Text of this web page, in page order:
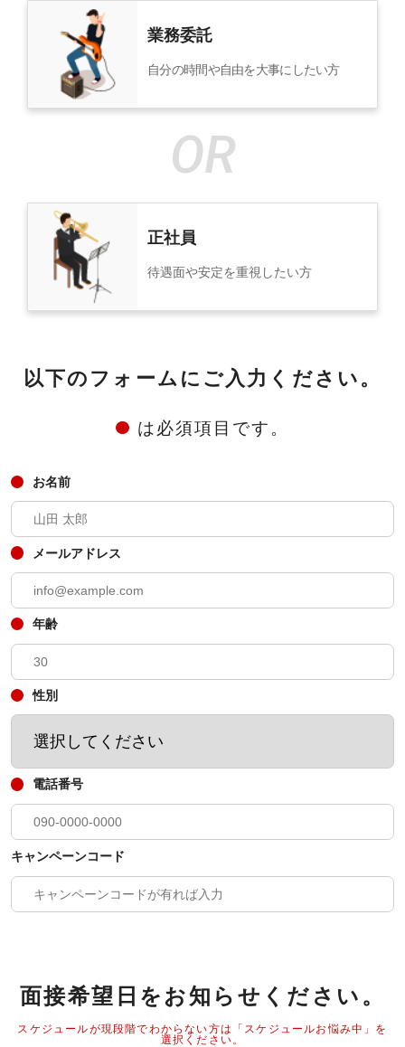
業務委託
自分の時間や自由を大事にしたい方
正社員
待遇面や安定を重視したい方
以下のフォームにご入力ください。
は必須項目です。
お名前
メールアドレス
年齢
性別
電話番号
キャンペーンコード
面接希望日をお知らせください。
スケジュールが現段階でわからない方は「スケジュールお悩み中」を
選択ください。